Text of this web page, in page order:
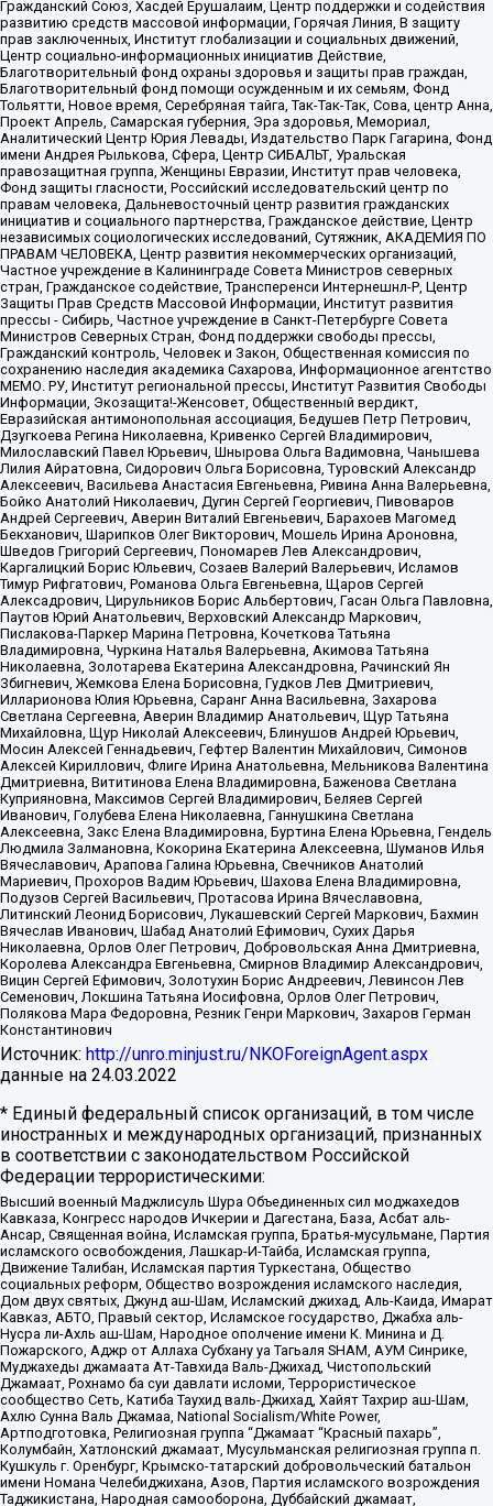
Гражданский Союз, Хасдей Ерушалаим, Центр поддержки и содействия
развитию средств массовой информации, Горячая Линия, В защиту
прав заключенных, Институт глобализации и социальных движений,
Центр социально-информационных инициатив Действие,
Благотворительный фонд охраны здоровья и защиты прав граждан,
Благотворительный фонд помощи осужденным и их семьям, Фонд
Тольятти, Новое время, Серебряная тайга, Так-Так-Так, Сова, центр Анна,
Проект Апрель, Самарская губерния, Эра здоровья, Мемориал,
Аналитический Центр Юрия Левады, Издательство Парк Гагарина, Фонд
имени Андрея Рылькова, Сфера, Центр СИБАЛЬТ, Уральская
правозащитная группа, Женщины Евразии, Институт прав человека,
Фонд защиты гласности, Российский исследовательский центр по
правам человека, Дальневосточный центр развития гражданских
инициатив и социального партнерства, Гражданское действие, Центр
независимых социологических исследований, Сутяжник, АКАДЕМИЯ ПО
ПРАВАМ ЧЕЛОВЕКА, Центр развития некоммерческих организаций,
Частное учреждение в Калининграде Совета Министров северных
стран, Гражданское содействие, Трансперенси Интернешнл-Р, Центр
Защиты Прав Средств Массовой Информации, Институт развития
прессы - Сибирь, Частное учреждение в Санкт-Петербурге Совета
Министров Северных Стран, Фонд поддержки свободы прессы,
Гражданский контроль, Человек и Закон, Общественная комиссия по
сохранению наследия академика Сахарова, Информационное агентство
МЕМО. РУ, Институт региональной прессы, Институт Развития Свободы
Информации, Экозащита!-Женсовет, Общественный вердикт,
Евразийская антимонопольная ассоциация, Бедушев Петр Петрович,
Дзугкоева Регина Николаевна, Кривенко Сергей Владимирович,
Милославский Павел Юрьевич, Шнырова Ольга Вадимовна, Чанышева
Лилия Айратовна, Сидорович Ольга Борисовна, Туровский Александр
Алексеевич, Васильева Анастасия Евгеньевна, Ривина Анна Валерьевна,
Бойко Анатолий Николаевич, Дугин Сергей Георгиевич, Пивоваров
Андрей Сергеевич, Аверин Виталий Евгеньевич, Барахоев Магомед
Бекханович, Шарипков Олег Викторович, Мошель Ирина Ароновна,
Шведов Григорий Сергеевич, Пономарев Лев Александрович,
Каргалицкий Борис Юльевич, Созаев Валерий Валерьевич, Исламов
Тимур Рифгатович, Романова Ольга Евгеньевна, Щаров Сергей
Алексадрович, Цирульников Борис Альбертович, Гасан Ольга Павловна,
Паутов Юрий Анатольевич, Верховский Александр Маркович,
Пислакова-Паркер Марина Петровна, Кочеткова Татьяна
Владимировна, Чуркина Наталья Валерьевна, Акимова Татьяна
Николаевна, Золотарева Екатерина Александровна, Рачинский Ян
Збигневич, Жемкова Елена Борисовна, Гудков Лев Дмитриевич,
Илларионова Юлия Юрьевна, Саранг Анна Васильевна, Захарова
Светлана Сергеевна, Аверин Владимир Анатольевич, Щур Татьяна
Михайловна, Щур Николай Алексеевич, Блинушов Андрей Юрьевич,
Мосин Алексей Геннадьевич, Гефтер Валентин Михайлович, Симонов
Алексей Кириллович, Флиге Ирина Анатольевна, Мельникова Валентина
Дмитриевна, Вититинова Елена Владимировна, Баженова Светлана
Куприяновна, Максимов Сергей Владимирович, Беляев Сергей
Иванович, Голубева Елена Николаевна, Ганнушкина Светлана
Алексеевна, Закс Елена Владимировна, Буртина Елена Юрьевна, Гендель
Людмила Залмановна, Кокорина Екатерина Алексеевна, Шуманов Илья
Вячеславович, Арапова Галина Юрьевна, Свечников Анатолий
Мариевич, Прохоров Вадим Юрьевич, Шахова Елена Владимировна,
Подузов Сергей Васильевич, Протасова Ирина Вячеславовна,
Литинский Леонид Борисович, Лукашевский Сергей Маркович, Бахмин
Вячеслав Иванович, Шабад Анатолий Ефимович, Сухих Дарья
Николаевна, Орлов Олег Петрович, Добровольская Анна Дмитриевна,
Королева Александра Евгеньевна, Смирнов Владимир Александрович,
Вицин Сергей Ефимович, Золотухин Борис Андреевич, Левинсон Лев
Семенович, Локшина Татьяна Иосифовна, Орлов Олег Петрович,
Полякова Мара Федоровна, Резник Генри Маркович, Захаров Герман
Константинович
Источник: http://unro.minjust.ru/NKOForeignAgent.aspx
данные на 24.03.2022
* Единый федеральный список организаций, в том числе
иностранных и международных организаций, признанных
в соответствии с законодательством Российской
Федерации террористическими:
Высший военный Маджлисуль Шура Объединенных сил моджахедов
Кавказа, Конгресс народов Ичкерии и Дагестана, База, Асбат аль-
Ансар, Священная война, Исламская группа, Братья-мусульмане, Партия
исламского освобождения, Лашкар-И-Тайба, Исламская группа,
Движение Талибан, Исламская партия Туркестана, Общество
социальных реформ, Общество возрождения исламского наследия,
Дом двух святых, Джунд аш-Шам, Исламский джихад, Аль-Каида, Имарат
Кавказ, АБТО, Правый сектор, Исламское государство, Джабха аль-
Нусра ли-Ахль аш-Шам, Народное ополчение имени К. Минина и Д.
Пожарского, Аджр от Аллаха Субхану уа Тагьаля SHAM, АУМ Синрике,
Муджахеды джамаата Ат-Тавхида Валь-Джихад, Чистопольский
Джамаат, Рохнамо ба суи давлати исломи, Террористическое
сообщество Сеть, Катиба Таухид валь-Джихад, Хайят Тахрир аш-Шам,
Ахлю Сунна Валь Джамаа, National Socialism/White Power,
Артподготовка, Религиозная группа “Джамаат “Красный пахарь”,
Колумбайн, Хатлонский джамаат, Мусульманская религиозная группа п.
Кушкуль г. Оренбург, Крымско-татарский добровольческий батальон
имени Номана Челебиджихана, Азов, Партия исламского возрождения
Таджикистана, Народная самооборона, Дуббайский джамаат,